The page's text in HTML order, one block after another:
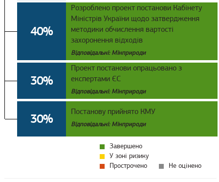
40%
Розроблено проект постанови Кабінету
Міністрів України щодо затвердження
методики обчислення вартості
захоронення відходів
Відповідальні: Мінприроди
30%
Проект постанови опрацьовано з
експертами ЄС
Відповідальні: Мінприроди
30% Постанову прийнято КМУ
Відповідальні: Мінприроди
Завершено
У зоні ризику
Прострочено
Не оцінено